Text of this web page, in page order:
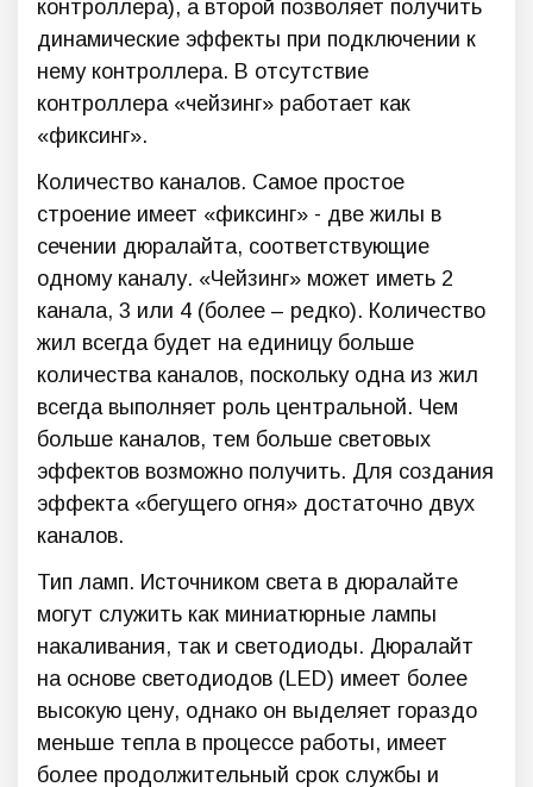
контроллера), а второй позволяет получить
динамические эффекты при подключении к
нему контроллера. В отсутствие
контроллера «чейзинг» работает как
«фиксинг».
Количество каналов. Самое простое
строение имеет «фиксинг» - две жилы в
сечении дюралайта, соответствующие
одному каналу. «Чейзинг» может иметь 2
канала, 3 или 4 (более – редко). Количество
жил всегда будет на единицу больше
количества каналов, поскольку одна из жил
всегда выполняет роль центральной. Чем
больше каналов, тем больше световых
эффектов возможно получить. Для создания
эффекта «бегущего огня» достаточно двух
каналов.
Тип ламп. Источником света в дюралайте
могут служить как миниатюрные лампы
накаливания, так и светодиоды. Дюралайт
на основе светодиодов (LED) имеет более
высокую цену, однако он выделяет гораздо
меньше тепла в процессе работы, имеет
более продолжительный срок службы и